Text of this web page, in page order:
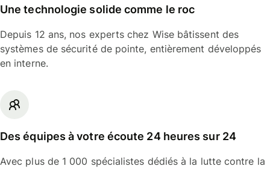
Une technologie solide comme le roc
Depuis 12 ans, nos experts chez Wise bâtissent des
systèmes de sécurité de pointe, entièrement développés
en interne.
Des équipes à votre écoute 24 heures sur 24
Avec plus de 1 000 spécialistes dédiés à la lutte contre la